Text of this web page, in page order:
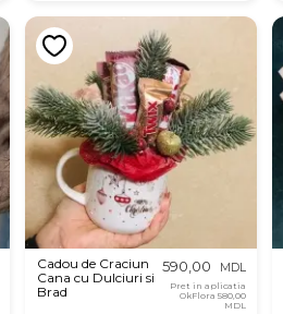
Cadou de Craciun
Cana cu Dulciuri si
Brad
590,00 MDL
Pret in aplicatia
OkFlora 580,00
MDL